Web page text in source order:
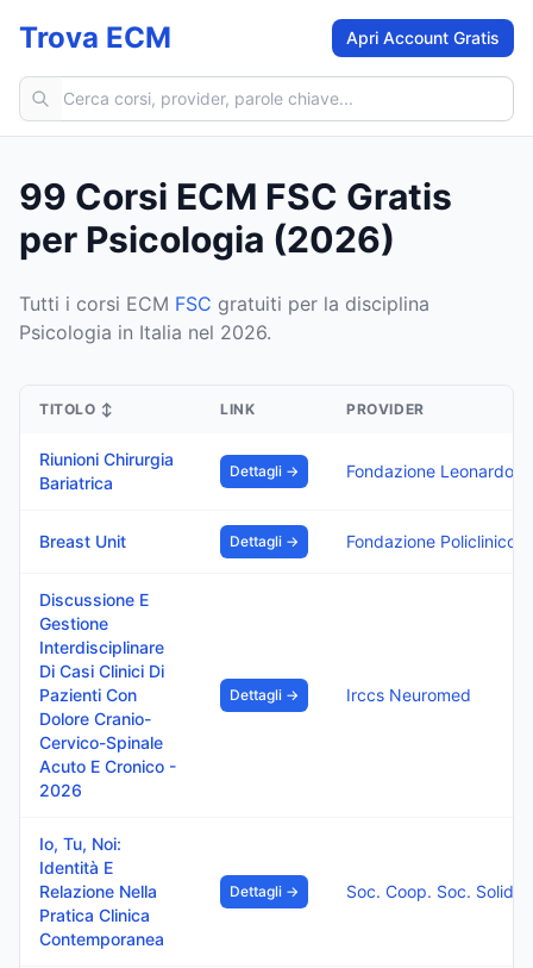
Trova ECM Apri Account Gratis
Cerca corsi ECM
99 Corsi ECM FSC Gratis
per Psicologia (2026)
Tutti i corsi ECM FSC gratuiti per la disciplina
Psicologia in Italia nel 2026.
TITOLO ↕ LINK PROVIDER
Riunioni Chirurgia
Bariatrica
Dettagli →
Breast Unit Dettagli →
Discussione E
Gestione
Interdisciplinare
Di Casi Clinici Di
Pazienti Con
Dolore Cranio-
Cervico-Spinale
Acuto E Cronico -
2026
Dettagli → Irccs Neuromed
Io, Tu, Noi:
Identità E
Relazione Nella
Pratica Clinica
Contemporanea
Dettagli → Soc. Coop. Soc.